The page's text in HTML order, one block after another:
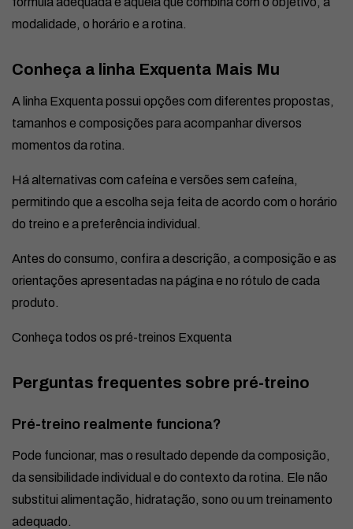
modalidade, o horário e a rotina.
Conheça a linha Exquenta Mais Mu
A linha Exquenta possui opções com diferentes propostas,
tamanhos e composições para acompanhar diversos
momentos da rotina.
Há alternativas com cafeína e versões sem cafeína,
permitindo que a escolha seja feita de acordo com o horário
do treino e a preferência individual.
Antes do consumo, confira a descrição, a composição e as
orientações apresentadas na página e no rótulo de cada
produto.
Conheça todos os pré-treinos Exquenta
Perguntas frequentes sobre pré-treino
Pré-treino realmente funciona?
Pode funcionar, mas o resultado depende da composição,
da sensibilidade individual e do contexto da rotina. Ele não
substitui alimentação, hidratação, sono ou um treinamento
adequado.